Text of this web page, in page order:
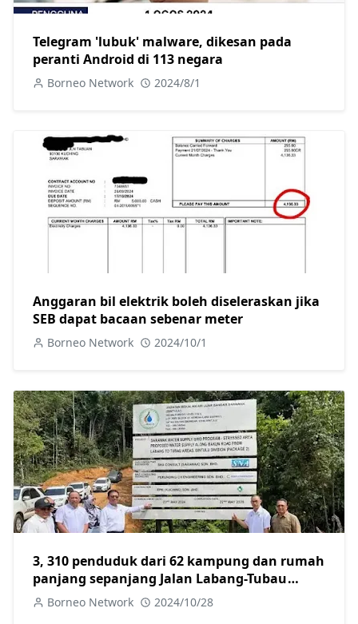
Telegram 'lubuk' malware, dikesan pada
peranti Android di 113 negara
Borneo Network 2024/8/1
Anggaran bil elektrik boleh diseleraskan jika
SEB dapat bacaan sebenar meter
Borneo Network 2024/10/1
3, 310 penduduk dari 62 kampung dan rumah
panjang sepanjang Jalan Labang-Tubau
bakal menikmati bekalan air bersih
Borneo Network 2024/10/28